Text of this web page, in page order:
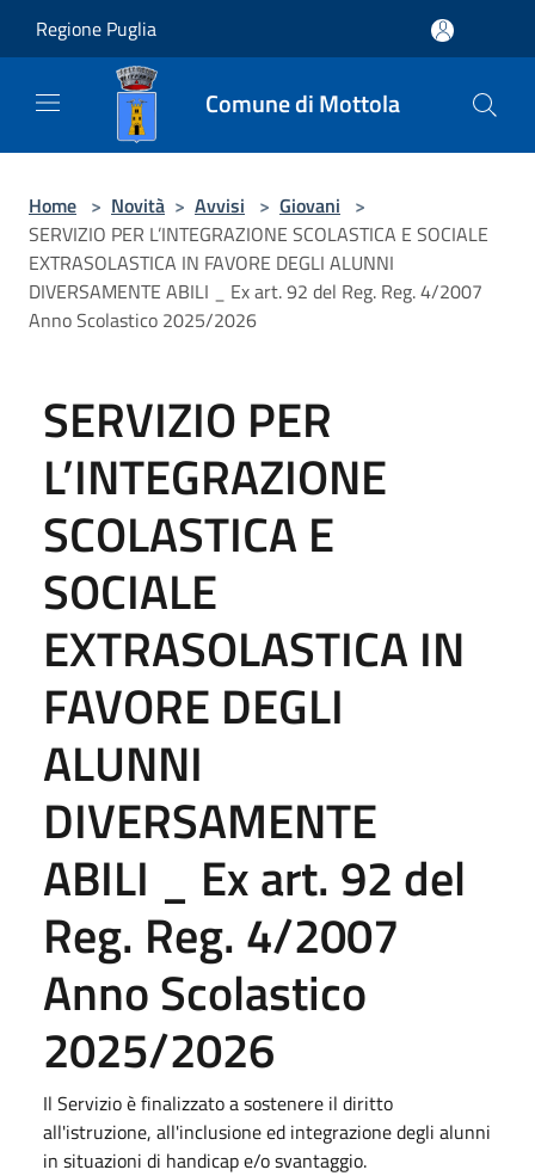
Regione Puglia
Comune di Mottola
Home > Novità > Avvisi > Giovani >
SERVIZIO PER L’INTEGRAZIONE SCOLASTICA E SOCIALE
EXTRASOLASTICA IN FAVORE DEGLI ALUNNI
DIVERSAMENTE ABILI _ Ex art. 92 del Reg. Reg. 4/2007
Anno Scolastico 2025/2026
SERVIZIO PER
L’INTEGRAZIONE
SCOLASTICA E
SOCIALE
EXTRASOLASTICA IN
FAVORE DEGLI
ALUNNI
DIVERSAMENTE
ABILI _ Ex art. 92 del
Reg. Reg. 4/2007
Anno Scolastico
2025/2026
Il Servizio è finalizzato a sostenere il diritto
all'istruzione, all'inclusione ed integrazione degli alunni
in situazioni di handicap e/o svantaggio.